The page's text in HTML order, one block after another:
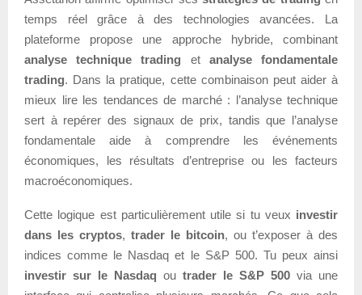
temps réel grâce à des technologies avancées. La
plateforme propose une approche hybride, combinant
analyse technique trading et analyse fondamentale
trading. Dans la pratique, cette combinaison peut aider à
mieux lire les tendances de marché : l’analyse technique
sert à repérer des signaux de prix, tandis que l’analyse
fondamentale aide à comprendre les événements
économiques, les résultats d’entreprise ou les facteurs
macroéconomiques.
Cette logique est particulièrement utile si tu veux investir
dans les cryptos, trader le bitcoin, ou t’exposer à des
indices comme le Nasdaq et le S&P 500. Tu peux ainsi
investir sur le Nasdaq ou trader le S&P 500 via une